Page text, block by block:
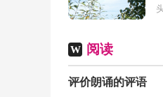
W 阅读
评价朗诵的评语